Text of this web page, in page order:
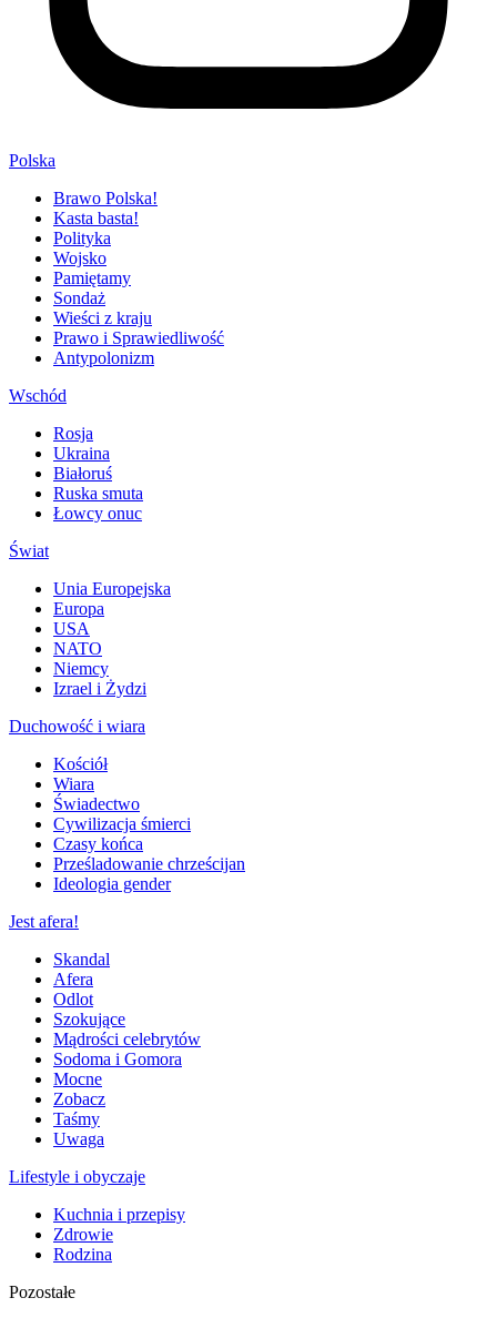
Polska
Brawo Polska!
Kasta basta!
Polityka
Wojsko
Pamiętamy
Sondaż
Wieści z kraju
Prawo i Sprawiedliwość
Antypolonizm
Wschód
Rosja
Ukraina
Białoruś
Ruska smuta
Łowcy onuc
Świat
Unia Europejska
Europa
USA
NATO
Niemcy
Izrael i Żydzi
Duchowość i wiara
Kościół
Wiara
Świadectwo
Cywilizacja śmierci
Czasy końca
Prześladowanie chrześcijan
Ideologia gender
Jest afera!
Skandal
Afera
Odlot
Szokujące
Mądrości celebrytów
Sodoma i Gomora
Mocne
Zobacz
Taśmy
Uwaga
Lifestyle i obyczaje
Kuchnia i przepisy
Zdrowie
Rodzina
Pozostałe